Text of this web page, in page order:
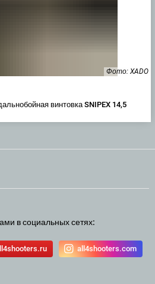
Фото: XADO
винтовка SNIPEX 14,5
в социальных сетях:
all4shooters.com